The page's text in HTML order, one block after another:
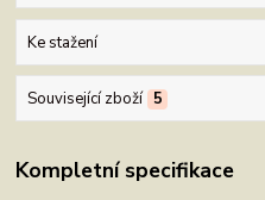
Ke stažení
Související zboží 5
Kompletní specifikace